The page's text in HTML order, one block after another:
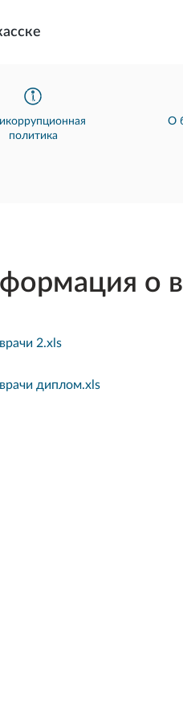
политика
О
о
врачи 2.xls
врачи диплом.xls